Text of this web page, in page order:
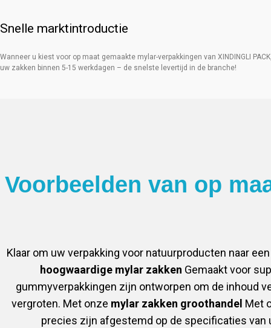
Snelle marktintroductie
Wanneer u kiest voor op maat gemaakte mylar-verpakkingen van XINDINGLI
uw zakken binnen 5-15 werkdagen – de snelste levertijd in de branche!
Voorbeelden van op
Klaar om uw verpakking voor natuurproducten naar
hoogwaardige mylar zakken Gemaakt voor
gummyverpakkingen zijn ontworpen om de inhoud
vergroten. Met onze mylar zakken groothandel Met
precies zijn afgestemd op de specificaties van